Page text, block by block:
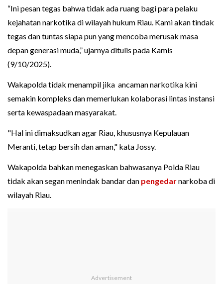
“Ini pesan tegas bahwa tidak ada ruang bagi para pelaku
kejahatan narkotika di wilayah hukum Riau. Kami akan tindak
tegas dan tuntas siapa pun yang mencoba merusak masa
depan generasi muda,” ujarnya ditulis pada Kamis
(9/10/2025).
Wakapolda tidak menampil jika ancaman narkotika kini
semakin kompleks dan memerlukan kolaborasi lintas instansi
serta kewaspadaan masyarakat.
"Hal ini dimaksudkan agar Riau, khususnya Kepulauan
Meranti, tetap bersih dan aman," kata Jossy.
Wakapolda bahkan menegaskan bahwasanya Polda Riau
tidak akan segan menindak bandar dan pengedarnarkoba di
wilayah Riau.